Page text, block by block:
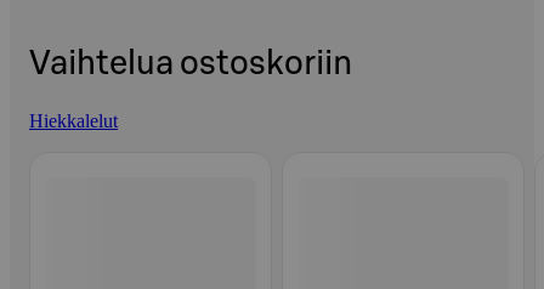
Vaihtelua ostoskoriin
Hiekkalelut